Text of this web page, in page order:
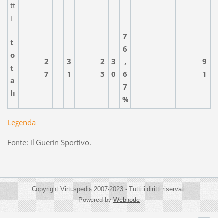
tt
i
t
o
t
a
li
2
7
3
1
2
3
3
0
7
6
,
6
7
%
9
1
Legenda
Fonte: il Guerin Sportivo.
Copyright Virtuspedia 2007-2023 - Tutti i diritti riservati.
Powered byWebnode